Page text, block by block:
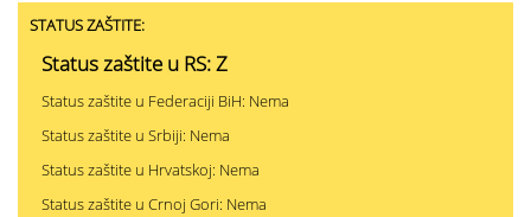
STATUS ZAŠTITE:
Status zaštite u RS: Z
Status zaštite u Federaciji BiH: Nema
Status zaštite u Srbiji: Nema
Status zaštite u Hrvatskoj: Nema
Status zaštite u Crnoj Gori: Nema